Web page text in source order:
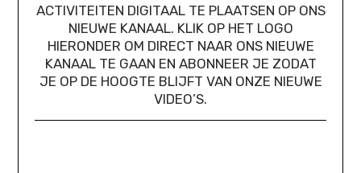
ACTIVITEITEN DIGITAAL TE PLAATSEN OP ONS
NIEUWE KANAAL. KLIK OP HET LOGO
HIERONDER OM DIRECT NAAR ONS NIEUWE
KANAAL TE GAAN EN ABONNEER JE ZODAT
JE OP DE HOOGTE BLIJFT VAN ONZE NIEUWE
VIDEO’S.